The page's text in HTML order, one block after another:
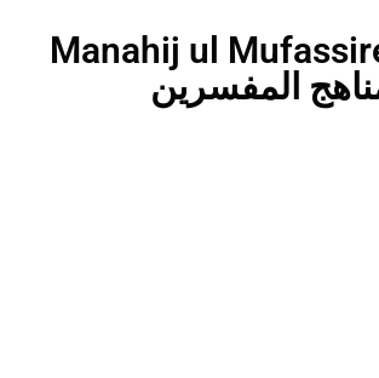
Manahij ul
المفسرین